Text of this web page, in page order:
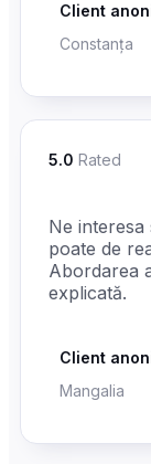
Client
Constanța
5.0 Rated
Ne interesa
poate de
Abordarea
explicată.
Client
Mangalia